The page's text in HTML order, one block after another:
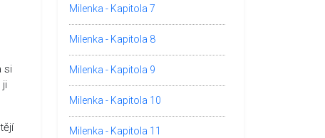
si
ji
Milenka - Kapitola 7
Milenka - Kapitola 8
Milenka - Kapitola 9
Milenka - Kapitola 10
Milenka - Kapitola 11